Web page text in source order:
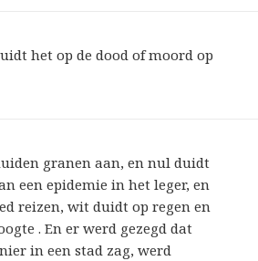
het op de dood of moord op
granen aan, en nul duidt
een epidemie in het leger, en
reizen, wit duidt op regen en
. En er werd gezegd dat
in een stad zag, werd